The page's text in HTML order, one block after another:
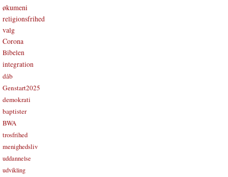
økumeni
religionsfrihed
valg
Corona
Bibelen
integration
dåb
Genstart2025
demokrati
baptister
BWA
trosfrihed
menighedsliv
uddannelse
udvikling